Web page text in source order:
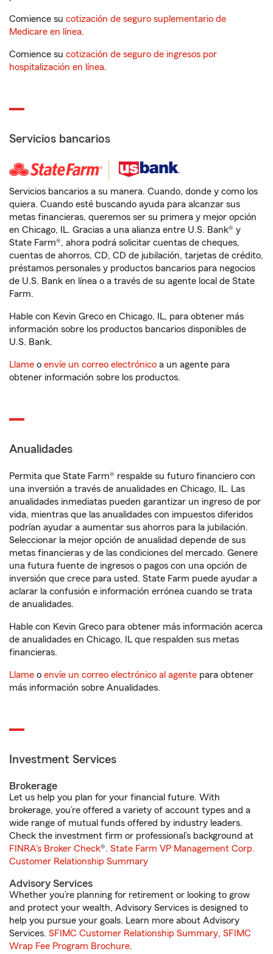
Comience su cotización de seguro suplementario de
Medicare en línea.
Comience su cotización de seguro de ingresos por
hospitalización en línea.
Servicios bancarios
Servicios bancarios a su manera. Cuando, donde y como los
quiera. Cuando esté buscando ayuda para alcanzar sus
metas financieras, queremos ser su primera y mejor opción
en Chicago, IL. Gracias a una alianza entre U.S. Bank® y
State Farm®, ahora podrá solicitar cuentas de cheques,
cuentas de ahorros, CD, CD de jubilación, tarjetas de crédito,
préstamos personales y productos bancarios para negocios
de U.S. Bank en línea o a través de su agente local de State
Farm.
Hable con Kevin Greco en Chicago, IL, para obtener más
información sobre los productos bancarios disponibles de
U.S. Bank.
Llame o envíe un correo electrónico a un agente para
obtener información sobre los productos.
Anualidades
Permita que State Farm® respalde su futuro financiero con
una inversión a través de anualidades en Chicago, IL. Las
anualidades inmediatas pueden garantizar un ingreso de por
vida, mientras que las anualidades con impuestos diferidos
podrían ayudar a aumentar sus ahorros para la jubilación.
Seleccionar la mejor opción de anualidad depende de sus
metas financieras y de las condiciones del mercado. Genere
una futura fuente de ingresos o pagos con una opción de
inversión que crece para usted. State Farm puede ayudar a
aclarar la confusión e información errónea cuando se trata
de anualidades.
Hable con Kevin Greco para obtener más información acerca
de anualidades en Chicago, IL que respalden sus metas
financieras.
Llame o envíe un correo electrónico al agente para obtener
más información sobre Anualidades.
Investment Services
Brokerage
Let us help you plan for your financial future. With
brokerage, you’re offered a variety of account types and a
wide range of mutual funds offered by industry leaders.
Check the investment firm or professional’s background at
FINRA's Broker Check®. State Farm VP Management Corp.
Customer Relationship Summary
Advisory Services
Whether you’re planning for retirement or looking to grow
and protect your wealth, Advisory Services is designed to
help you pursue your goals. Learn more about Advisory
Services. SFIMC Customer Relationship Summary, SFIMC
Wrap Fee Program Brochure.